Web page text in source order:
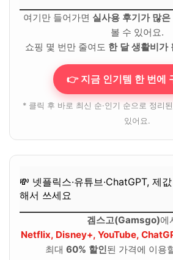
여기만 들어가면 실사용 후기가 많은
볼 수 있어요.
쇼핑 몇 번만 줄여도 한 달 생활비가
👉 지금 인기템 한 번에
* 클릭 후 바로 최신 순·인기 순으로 정리
있어요.
💸 넷플릭스·유튜브·ChatGPT, 제
해서 쓰세요
겜스고(Gamsgo)에
Netflix, Disney+, YouTube,
최대 60% 할인된 가격에 이용